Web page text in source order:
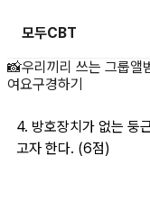
모두CBT
4. 방호장치
📸우리끼리 쓰는 그룹앨
여요구경하기
4. 방호장치가 없는 둥
고자 한다. (6점)